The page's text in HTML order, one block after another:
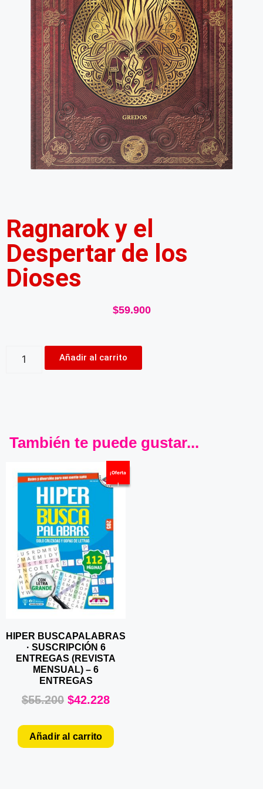
Ragnarok y el
Despertar de los
Dioses
$59.900
Añadir al carrito
También te puede gustar...
¡Oferta
!
HIPER BUSCAPALABRAS
· SUSCRIPCIÓN 6
ENTREGAS (REVISTA
MENSUAL) – 6
ENTREGAS
$55.200 $42.228
Añadir al carrito